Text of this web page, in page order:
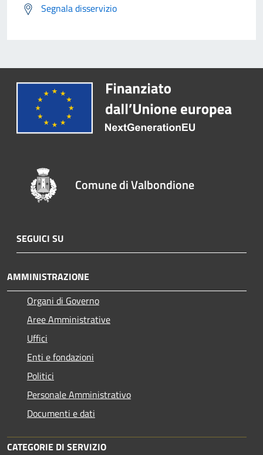
Segnala disservizio
Comune di Valbondione
SEGUICI SU
AMMINISTRAZIONE
Organi di Governo
Aree Amministrative
Uffici
Enti e fondazioni
Politici
Personale Amministrativo
Documenti e dati
CATEGORIE DI SERVIZIO